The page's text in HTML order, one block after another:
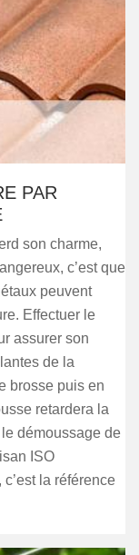
PAR
son charme,
c’est que
peuvent
Effectuer le
assurer son
de la
brosse puis en
retardera la
démoussage de
ISO
la référence